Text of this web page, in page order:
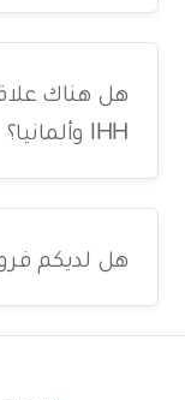
هل هناك
IHH وألمانيا؟
هل لديكم